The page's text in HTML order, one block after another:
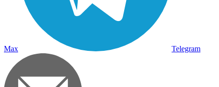
Max Telegram